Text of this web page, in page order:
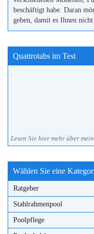
beschäftigt habe. Daran
geben, damit es Ihnen nicht
Quattrotabs im Test
Lesen Sie hier mehr über
Wählen Sie eine
Ratgeber
Stahlrahmenpool
Poolpflege